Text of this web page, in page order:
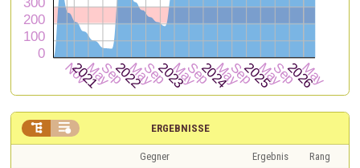
ERGEBNISSE
 
Gegner Ergebnis
Rang